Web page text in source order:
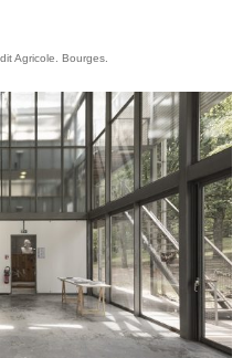
Agricole. Bourges.